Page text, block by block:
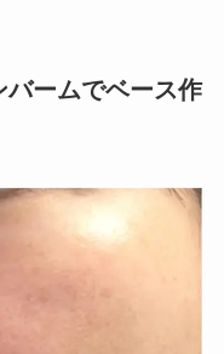
バームでベース作